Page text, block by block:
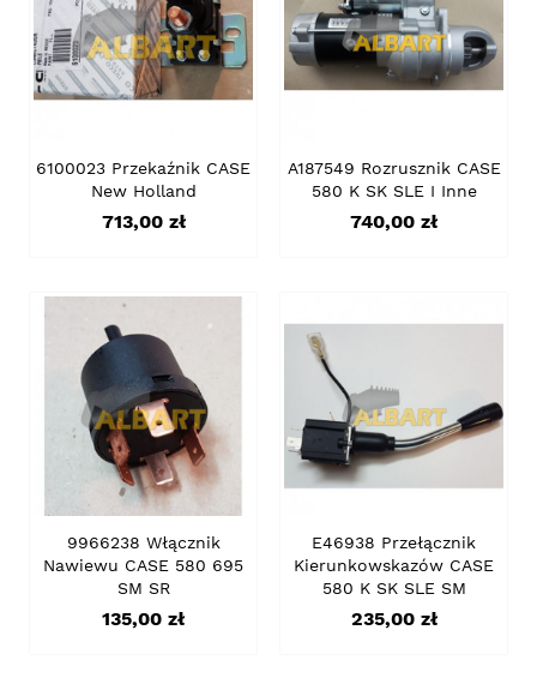
6100023 Przekaźnik CASE
New Holland
Cena
713,00 zł
A187549 Rozrusznik CASE
580 K SK SLE I Inne
Cena
740,00 zł
9966238 Włącznik
Nawiewu CASE 580 695
SM SR
Cena
135,00 zł
E46938 Przełącznik
Kierunkowskazów CASE
580 K SK SLE SM
Cena
235,00 zł